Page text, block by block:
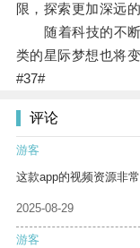
限，探索更加深远
随着科技的不断
类的星际梦想也将
#37#
评论
游客
这款app的视频资源非
2025-08-29
游客